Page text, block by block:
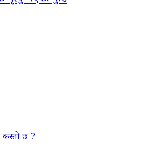
कस्तो छ ?